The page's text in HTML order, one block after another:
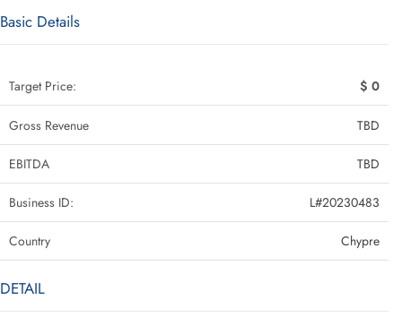
Basic Details
Target Price: $ 0
Gross Revenue TBD
EBITDA TBD
Business ID: L#20230483
Country Chypre
DETAIL